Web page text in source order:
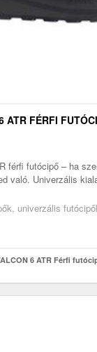
ATR FÉRFI
férfi futócipő – ha
való. Univerzális
univerzális
6 ATR Férfi